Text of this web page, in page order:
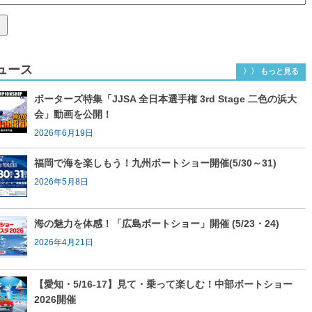
ース 〉〉 もっと見る
ボーターズ特集「JJSA 全日本選手権 3rd Stage 二色の浜大
会」動画を公開！
2026年6月19日
福岡で海を楽しもう！九州ボートショー開催(5/30～31)
2026年5月8日
海の魅力を体感！「広島ボートショー」開催 (5/23・24)
2026年4月21日
【愛知・5/16-17】見て・乗って楽しむ！中部ボートショー
2026開催